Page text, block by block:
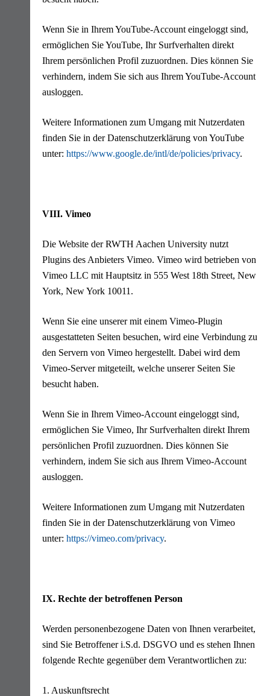
Wenn Sie in Ihrem YouTube-Account eingeloggt sind,
ermöglichen Sie YouTube, Ihr Surfverhalten direkt
Ihrem persönlichen Profil zuzuordnen. Dies können Sie
verhindern, indem Sie sich aus Ihrem YouTube-Account
ausloggen.
Weitere Informationen zum Umgang mit Nutzerdaten
finden Sie in der Datenschutzerklärung von YouTube
unter: https://www.google.de/intl/de/policies/privacy.
VIII. Vimeo
Die Website der RWTH Aachen University nutzt
Plugins des Anbieters Vimeo. Vimeo wird betrieben von
Vimeo LLC mit Hauptsitz in 555 West 18th Street, New
York, New York 10011.
Wenn Sie eine unserer mit einem Vimeo-Plugin
ausgestatteten Seiten besuchen, wird eine Verbindung zu
den Servern von Vimeo hergestellt. Dabei wird dem
Vimeo-Server mitgeteilt, welche unserer Seiten Sie
besucht haben.
Wenn Sie in Ihrem Vimeo-Account eingeloggt sind,
ermöglichen Sie Vimeo, Ihr Surfverhalten direkt Ihrem
persönlichen Profil zuzuordnen. Dies können Sie
verhindern, indem Sie sich aus Ihrem Vimeo-Account
ausloggen.
Weitere Informationen zum Umgang mit Nutzerdaten
finden Sie in der Datenschutzerklärung von Vimeo
unter: https://vimeo.com/privacy.
IX. Rechte der betroffenen Person
Werden personenbezogene Daten von Ihnen verarbeitet,
sind Sie Betroffener i.S.d. DSGVO und es stehen Ihnen
folgende Rechte gegenüber dem Verantwortlichen zu:
1. Auskunftsrecht